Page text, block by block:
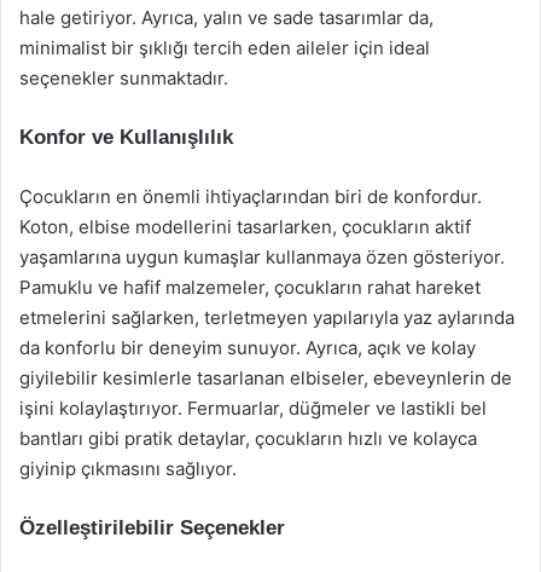
hale getiriyor. Ayrıca, yalın ve sade tasarımlar da,
minimalist bir şıklığı tercih eden aileler için ideal
seçenekler sunmaktadır.
Konfor ve Kullanışlılık
Çocukların en önemli ihtiyaçlarından biri de konfordur.
Koton, elbise modellerini tasarlarken, çocukların aktif
yaşamlarına uygun kumaşlar kullanmaya özen gösteriyor.
Pamuklu ve hafif malzemeler, çocukların rahat hareket
etmelerini sağlarken, terletmeyen yapılarıyla yaz aylarında
da konforlu bir deneyim sunuyor. Ayrıca, açık ve kolay
giyilebilir kesimlerle tasarlanan elbiseler, ebeveynlerin de
işini kolaylaştırıyor. Fermuarlar, düğmeler ve lastikli bel
bantları gibi pratik detaylar, çocukların hızlı ve kolayca
giyinip çıkmasını sağlıyor.
Özelleştirilebilir Seçenekler